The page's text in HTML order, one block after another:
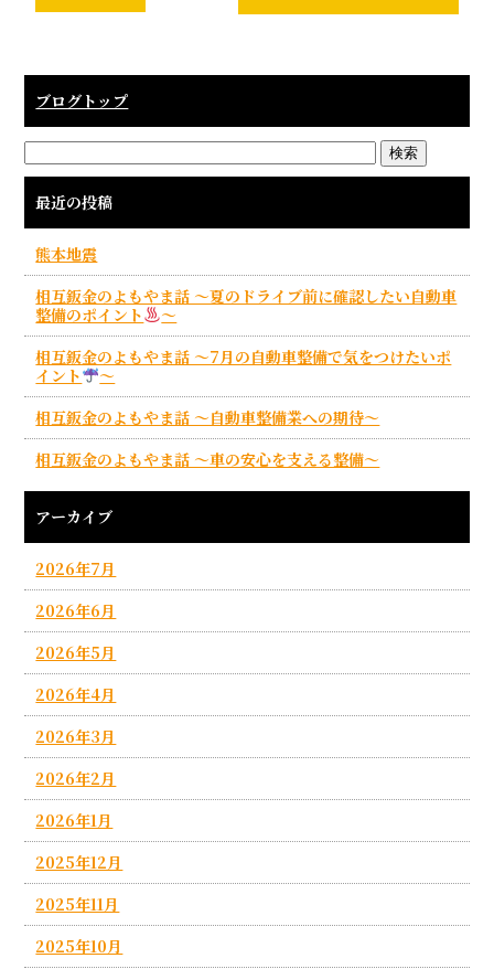
ブログトップ
最近の投稿
熊本地震
相互鈑金のよもやま話 ～夏のドライブ前に確認したい自動車
整備のポイント
～
相互鈑金のよもやま話 ～7月の自動車整備で気をつけたいポ
イント
～
相互鈑金のよもやま話 ～自動車整備業への期待～
相互鈑金のよもやま話 ～車の安心を支える整備～
アーカイブ
2026年7月
2026年6月
2026年5月
2026年4月
2026年3月
2026年2月
2026年1月
2025年12月
2025年11月
2025年10月